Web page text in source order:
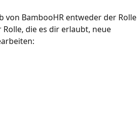
BambooHR entweder der Rolle
die es dir erlaubt, neue